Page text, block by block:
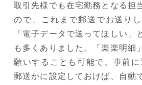
取引先様でも在宅勤務となる担
ので、これまで郵送でお送り
「電子データで送ってほしい」
も多くありました。「楽楽明細
願いすることも可能で、事前
郵送かに設定しておけば、自動